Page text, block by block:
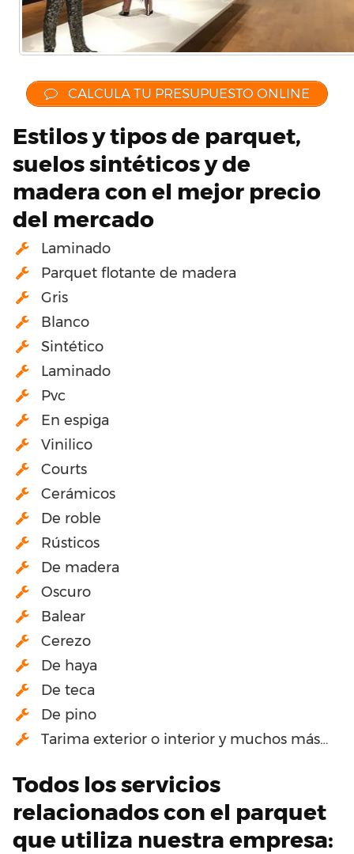
CALCULA TU PRESUPUESTO ONLINE
Estilos y tipos de parquet,
suelos sintéticos y de
madera con el mejor precio
del mercado
Laminado
Parquet flotante de madera
Gris
Blanco
Sintético
Laminado
Pvc
En espiga
Vinilico
Courts
Cerámicos
De roble
Rústicos
De madera
Oscuro
Balear
Cerezo
De haya
De teca
De pino
Tarima exterior o interior y muchos más…
Todos los servicios
relacionados con el parquet
que utiliza nuestra empresa: